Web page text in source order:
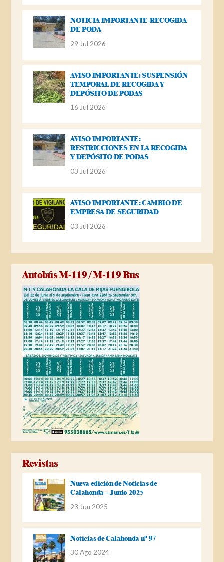
NOTICIA IMPORTANTE-RECOGIDA
DE PODA
29 Jul 2026
AVISO IMPORTANTE: SUSPENSIÓN
TEMPORAL DE RECOGIDA Y
DEPÓSITO DE PODAS
16 Jul 2026
AVISO IMPORTANTE:
RESTRICCIONES EN LA RECOGIDA
Y DEPÓSITO DE PODAS
03 Jul 2026
AVISO IMPORTANTE: CAMBIO DE
EMPRESA DE SEGURIDAD
03 Jul 2026
Autobús M-119 / M-119 Bus
Revistas
Nueva edición de Noticias de
Calahonda – Junio 2025
23 Jun 2025
Noticias de Calahonda nº 97
30 Ago 2024